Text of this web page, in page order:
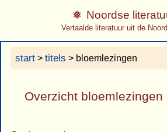
Noordse
Vertaalde literatuur uit de
start > titels > bloemlezingen
Overzicht bloemlezingen